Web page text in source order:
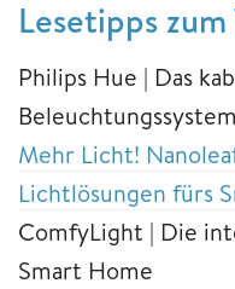
Lesetipps zum
Philips Hue | Das
Mehr Licht!
Lichtlösungen fürs
ComfyLight | Die
Smart Home